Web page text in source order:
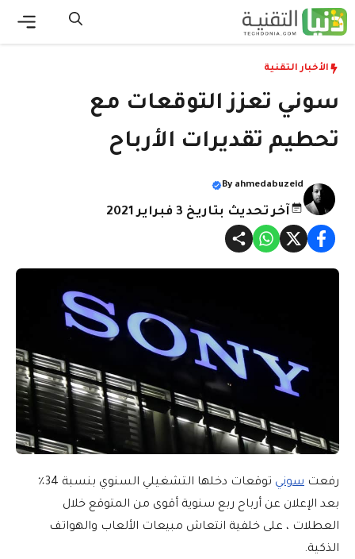
انتقل
إلى
الأخبار التقنية
سوني تعزز التوقعات مع
تحطيم تقديرات الأرباح
By ahmedabuzeid
آخر تحديث بتاريخ 3 فبراير 2021
رفعت سوني
توقعات دخلها التشغيلي السنوي بنسبة 34٪
بعد الإعلان عن أرباح ربع سنوية أقوى من المتوقع خلال
العطلات ، على خلفية انتعاش مبيعات الألعاب والهواتف
الذكية.